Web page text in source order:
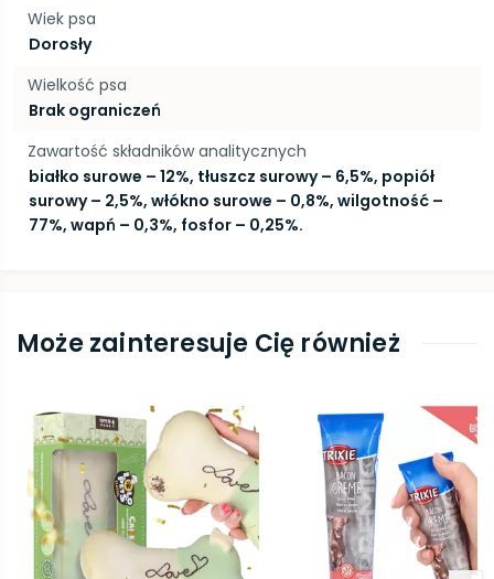
Wiek psa
Dorosły
Wielkość psa
Brak ograniczeń
Zawartość składników analitycznych
białko surowe – 12%, tłuszcz surowy – 6,5%, popiół
surowy – 2,5%, włókno surowe – 0,8%, wilgotność –
77%, wapń – 0,3%, fosfor – 0,25%.
Może zainteresuje Cię również